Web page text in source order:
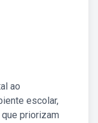
ao
escolar,
priorizam